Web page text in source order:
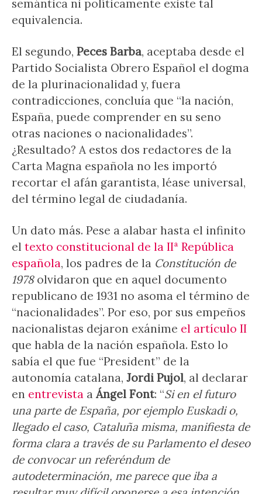
semántica ni políticamente existe tal
equivalencia.
El segundo, Peces Barba, aceptaba desde el
Partido Socialista Obrero Español el dogma
de la plurinacionalidad y, fuera
contradicciones, concluía que “la nación,
España, puede comprender en su seno
otras naciones o nacionalidades”.
¿Resultado? A estos dos redactores de la
Carta Magna española no les importó
recortar el afán garantista, léase universal,
del término legal de ciudadanía.
Un dato más. Pese a alabar hasta el infinito
el texto constitucional de la IIª República
española, los padres de la Constitución de
1978olvidaron que en aquel documento
republicano de 1931 no asoma el término de
“nacionalidades”. Por eso, por sus empeños
nacionalistas dejaron exánime el artículo II
que habla de la nación española. Esto lo
sabía el que fue “President” de la
autonomía catalana, Jordi Pujol, al declarar
en entrevista a Ángel Font: “Si en el futuro
una parte de España, por ejemplo Euskadi o,
llegado el caso, Cataluña misma, manifiesta de
forma clara a través de su Parlamento el deseo
de convocar un referéndum de
autodeterminación, me parece que iba a